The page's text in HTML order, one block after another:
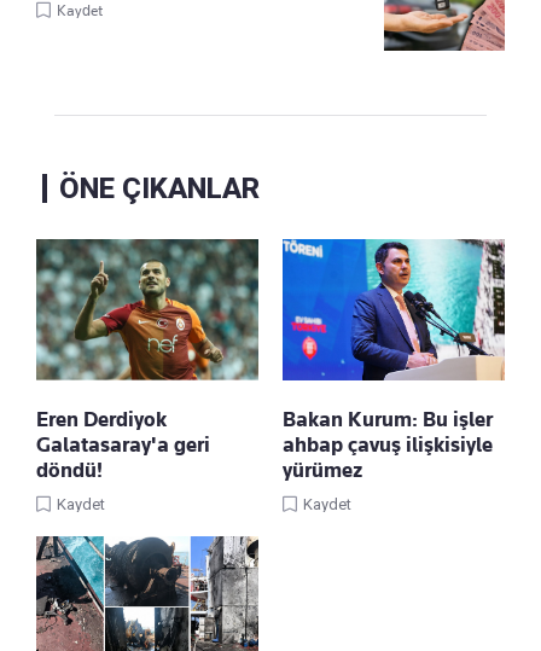
Kaydet
ÖNE ÇIKANLAR
Eren Derdiyok
Galatasaray'a geri
döndü!
Kaydet
Bakan Kurum: Bu işler
ahbap çavuş ilişkisiyle
yürümez
Kaydet